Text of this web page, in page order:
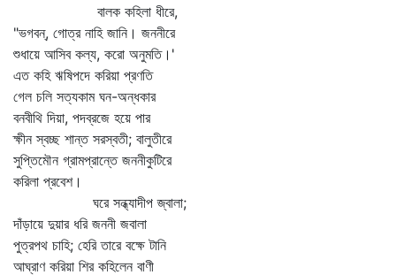
বালক কহিলা ধীরে,
"ভগবন্‌, গোত্র নাহি জানি। জননীরে
শুধায়ে আসিব কল্য, করো অনুমতি।'
এত কহি ঋষিপদে করিয়া প্রণতি
গেল চলি সত্যকাম ঘন-অন্ধকার
বনবীথি দিয়া, পদব্রজে হয়ে পার
ক্ষীন স্বচ্ছ শান্ত সরস্বতী; বালুতীরে
সুপ্তিমৌন গ্রামপ্রান্তে জননীকুটিরে
করিলা প্রবেশ।
ঘরে সন্ধ্যাদীপ জ্বালা;
দাঁড়ায়ে দুয়ার ধরি জননী জবালা
পুত্রপথ চাহি; হেরি তারে বক্ষে টানি
আঘ্রাণ করিয়া শির কহিলেন বাণী